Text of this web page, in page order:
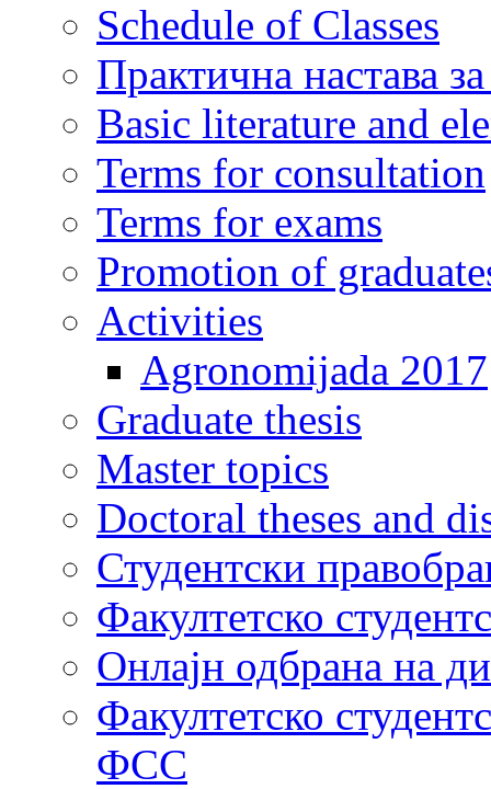
Schedule of Classes
Практична настава
Basic literature and
Terms for consultation
Terms for exams
Promotion of
Activities
Agronomijada 2017
Graduate thesis
Master topics
Doctoral theses and
Студентски
Факултетско
Онлајн одбрана на
Факултетско
ФСС